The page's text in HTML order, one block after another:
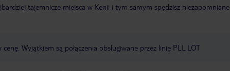
tajemnicze miejsca w Kenii i tym samym spędzisz niezapomniane
Wyjątkiem są połączenia obsługiwane przez linię PLL LOT